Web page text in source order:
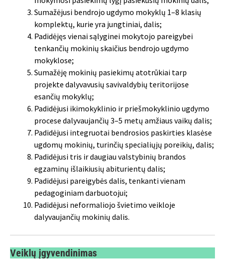
Sumažėjusi bendrojo ugdymo mokyklų 1–8 klasių
komplektų, kurie yra jungtiniai, dalis;
Padidėjęs vienai sąlyginei mokytojo pareigybei
tenkančių mokinių skaičius bendrojo ugdymo
mokyklose;
Sumažėję mokinių pasiekimų atotrūkiai tarp
projekte dalyvavusių savivaldybių teritorijose
esančių mokyklų;
Padidėjusi ikimokyklinio ir priešmokyklinio ugdymo
procese dalyvaujančių 3–5 metų amžiaus vaikų dalis;
Padidėjusi integruotai bendrosios paskirties klasėse
ugdomų mokinių, turinčių specialiųjų poreikių, dalis;
Padidėjusi tris ir daugiau valstybinių brandos
egzaminų išlaikiusių abiturientų dalis;
Padidėjusi pareigybės dalis, tenkanti vienam
pedagoginiam darbuotojui;
Padidėjusi neformaliojo švietimo veikloje
dalyvaujančių mokinių dalis.
Veiklų įgyvendinimas